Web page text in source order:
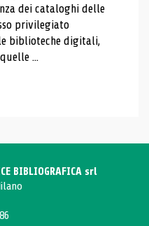
dei cataloghi delle
privilegiato
biblioteche digitali,
...
BIBLIOGRAFICA srl